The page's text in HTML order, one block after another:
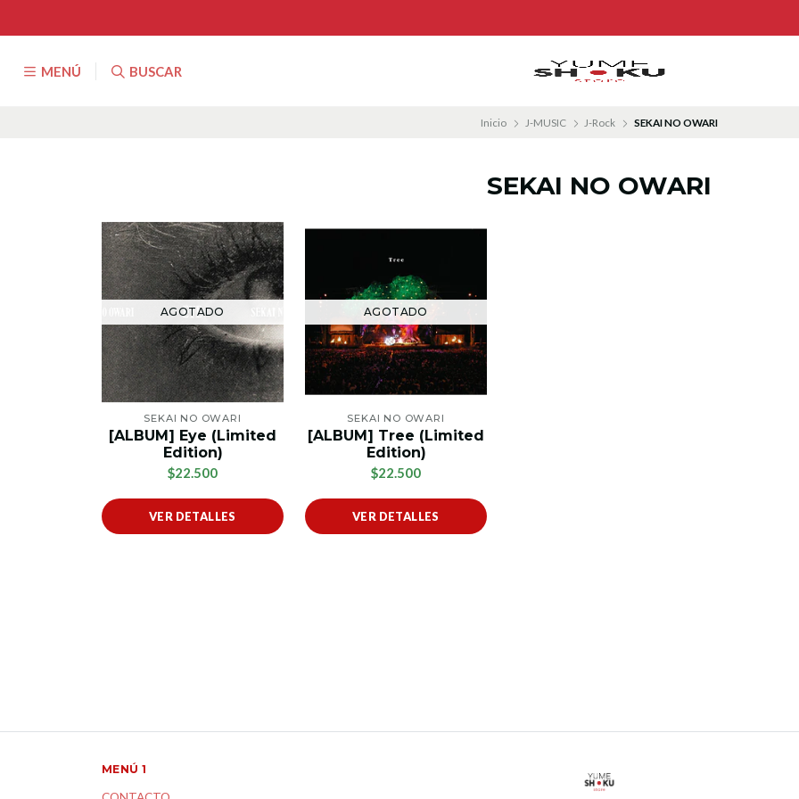
MENÚ BUSCAR
Inicio J-MUSIC J-Rock SEKAI NO OWARI
SEKAI NO OWARI
AGOTADO
SEKAI NO OWARI
[ALBUM] Eye (Limited
Edition)
$22.500
VER DETALLES
AGOTADO
SEKAI NO OWARI
[ALBUM] Tree (Limited
Edition)
$22.500
VER DETALLES
MENÚ 1